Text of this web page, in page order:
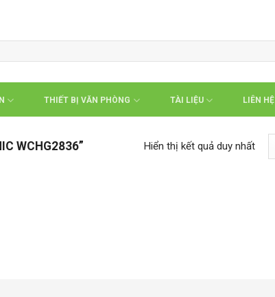
THIẾT BỊ VĂN PHÒNG TÀI LIỆU LIÊN HỆ
WCHG2836” Hiển thị kết quả duy nhất